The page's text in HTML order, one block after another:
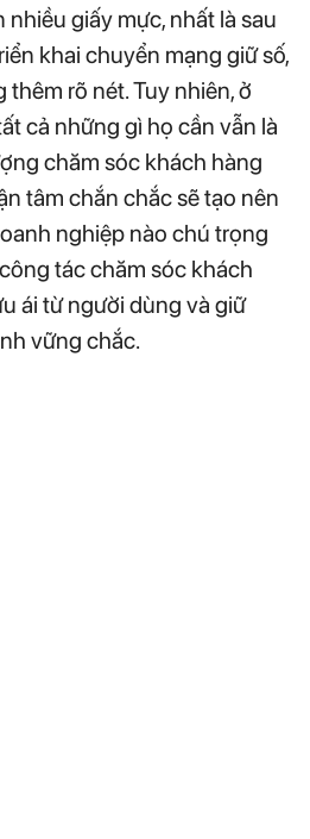
nhiều giấy mực, nhất là sau
khai chuyển mạng giữ số,
thêm rõ nét. Tuy nhiên, ở
cả những gì họ cần vẫn là
chăm sóc khách hàng
tâm chắn chắc sẽ tạo nên
nghiệp nào chú trọng
tác chăm sóc khách
ái từ người dùng và giữ
vững chắc.